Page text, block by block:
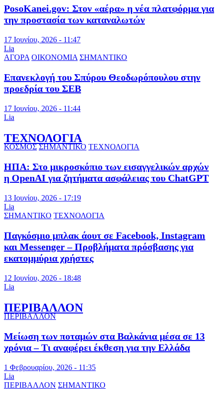
PosoKanei.gov: Στον «αέρα» η νέα πλατφόρμα για
την προστασία των καταναλωτών
17 Ιουνίου, 2026 - 11:47
Lia
ΑΓΟΡΑ ΟΙΚΟΝΟΜΙΑ ΣΗΜΑΝΤΙΚΟ
Επανεκλογή του Σπύρου Θεοδωρόπουλου στην
προεδρία του ΣΕΒ
17 Ιουνίου, 2026 - 11:44
Lia
ΤΕΧΝΟΛΟΓΙΑ
ΚΟΣΜΟΣ ΣΗΜΑΝΤΙΚΟ ΤΕΧΝΟΛΟΓΙΑ
ΗΠΑ: Στο μικροσκόπιο των εισαγγελικών αρχών
η OpenAI για ζητήματα ασφάλειας του ChatGPT
13 Ιουνίου, 2026 - 17:19
Lia
ΣΗΜΑΝΤΙΚΟ ΤΕΧΝΟΛΟΓΙΑ
Παγκόσμιο μπλακ άουτ σε Facebook, Instagram
και Messenger – Προβλήματα πρόσβασης για
εκατομμύρια χρήστες
12 Ιουνίου, 2026 - 18:48
Lia
ΠΕΡΙΒΑΛΛΟΝ
ΠΕΡΙΒΑΛΛΟΝ
Μείωση των ποταμών στα Βαλκάνια μέσα σε 13
χρόνια – Τι αναφέρει έκθεση για την Ελλάδα
1 Φεβρουαρίου, 2026 - 11:35
Lia
ΠΕΡΙΒΑΛΛΟΝ ΣΗΜΑΝΤΙΚΟ